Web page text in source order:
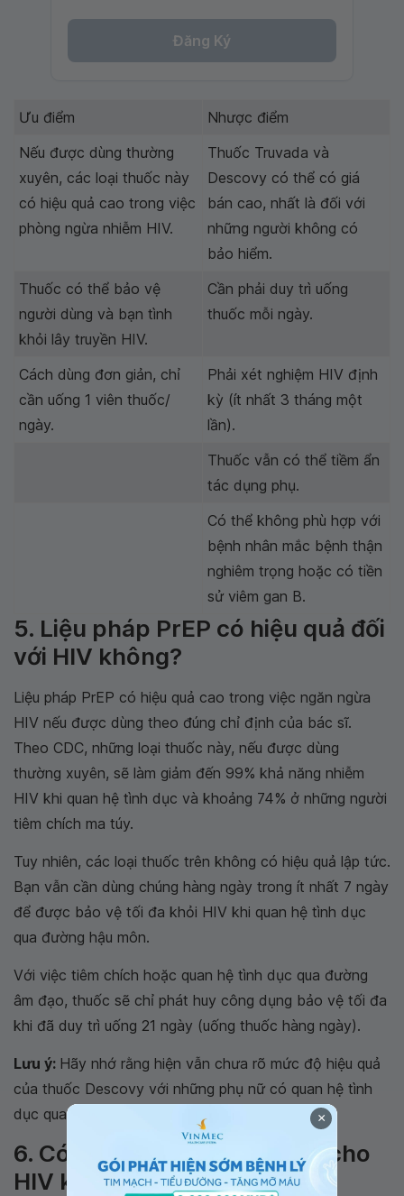
Đăng Ký
Ưu điểm
Nhược điểm
Nếu được dùng thường
xuyên, các loại thuốc này
có hiệu quả cao trong việc
phòng ngừa nhiễm HIV.
Thuốc Truvada và
Descovy có thể có giá
bán cao, nhất là đối với
những người không có
bảo hiểm.
Thuốc có thể bảo vệ
người dùng và bạn tình
khỏi lây truyền HIV.
Cần phải duy trì uống
thuốc mỗi ngày.
Cách dùng đơn giản, chỉ
cần uống 1 viên thuốc/
ngày.
Phải xét nghiệm HIV định
kỳ (ít nhất 3 tháng một
lần).
Thuốc vẫn có thể tiềm ẩn
tác dụng phụ.
Có thể không phù hợp với
bệnh nhân mắc bệnh thận
nghiêm trọng hoặc có tiền
sử viêm gan B.
5. Liệu pháp PrEP có hiệu quả đối
với HIV không?
Liệu pháp PrEP có hiệu quả cao trong việc ngăn ngừa
HIV nếu được dùng theo đúng chỉ định của bác sĩ.
Theo CDC, những loại thuốc này, nếu được dùng
thường xuyên, sẽ làm giảm đến 99% khả năng nhiễm
HIV khi quan hệ tình dục và khoảng 74% ở những người
tiêm chích ma túy.
Tuy nhiên, các loại thuốc trên không có hiệu quả lập tức.
Bạn vẫn cần dùng chúng hàng ngày trong ít nhất 7 ngày
để được bảo vệ tối đa khỏi HIV khi quan hệ tình dục
qua đường hậu môn.
Với việc tiêm chích hoặc quan hệ tình dục qua đường
âm đạo, thuốc sẽ chỉ phát huy công dụng bảo vệ tối đa
khi đã duy trì uống 21 ngày (uống thuốc hàng ngày).
Lưu ý: Hãy nhớ rằng hiện vẫn chưa rõ mức độ hiệu quả
của thuốc Descovy với những phụ nữ có quan hệ tình
dục qua đường âm đạo.
6. Có an toàn khi dùng PrEP cho
HIV không?
×